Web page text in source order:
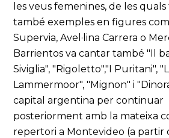
les veus femenines, de les
també exemples en figures
Supervia, Avel·lina Carrera o
Barrientos va cantar també "Il
Siviglia", "Rigoletto","I Puritani",
Lammermoor", "Mignon" i
capital argentina per continuar
posteriorment amb la mateixa
repertori a Montevideo (a partir